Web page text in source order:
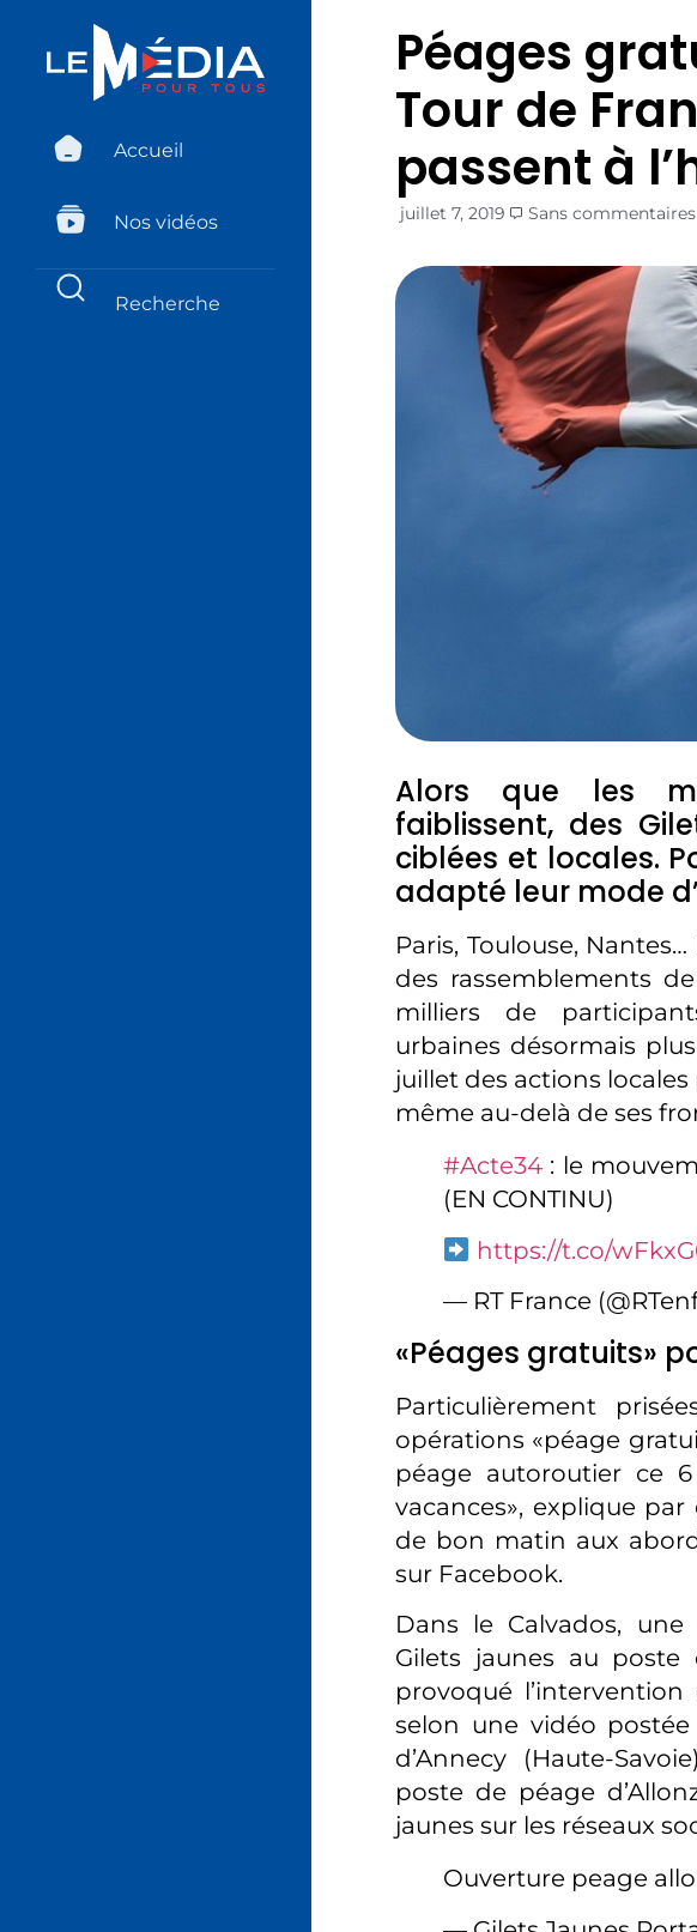
Accueil
Nos vidéos
Péages
Tour de
passent à
juillet 7, 2019 Sans commentaires
Alors que les
faiblissent, des
ciblées et locales.
adapté leur mode
Paris, Toulouse,
des rassemblements
milliers de
urbaines désormais
juillet des actions
même au-delà de ses
#Acte34 : le
(EN CONTINU)
https://t.co/
— RT France
«Péages gratuits»
Particulièrement
opérations «péage
péage autoroutier ce 6
vacances», explique
de bon matin aux
sur Facebook.
Dans le Calvados,
Gilets jaunes au
provoqué
selon une vidéo
d’Annecy (Haute-
poste de péage
jaunes sur les réseaux
Ouverture peage